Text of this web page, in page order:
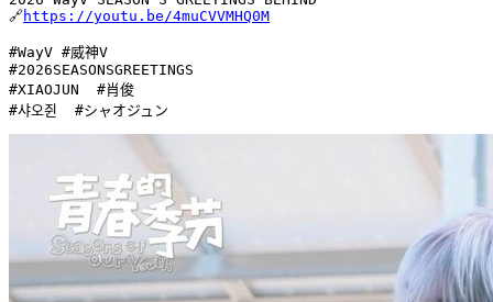
🔗https://youtu.be/4muCVVMHQ0M
#WayV #威神V
#2026SEASONSGREETINGS
#XIAOJUN  #肖俊
#샤오쥔  #シャオジュン